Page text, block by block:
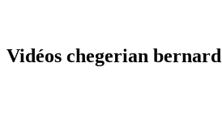
Vidéos chegerian bernard